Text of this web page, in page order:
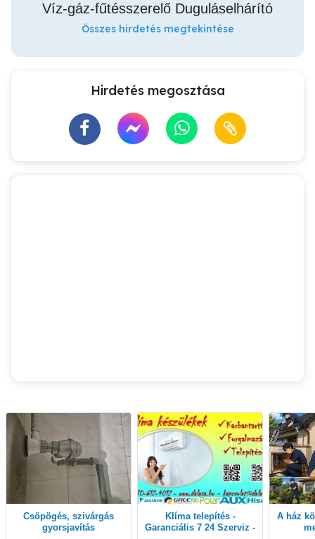
Víz-gáz-fűtésszerelő Duguláselhárító
Összes hirdetés megtekintése
Hirdetés megosztása
Csöpögés, szivárgás
gyorsjavítás
Klíma telepítés -
Garanciális 7 24 Szerviz -
A ház körül szinte bármit